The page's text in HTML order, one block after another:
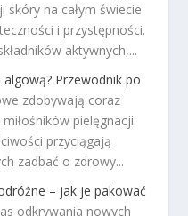
skóry na całym świecie
i przystępności.
aktywnych,...
Przewodnik po
zdobywają coraz
pielęgnacji
przyciągają
zadbać o zdrowy...
– jak je pakować
odkrywania nowych